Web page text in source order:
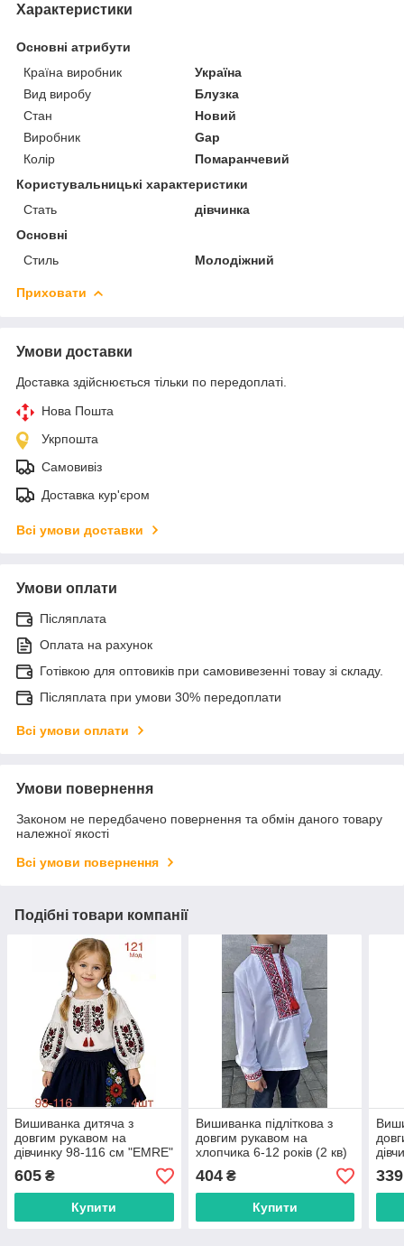
Характеристики
Основні атрибути
Країна виробник
Україна
Вид виробу
Блузка
Стан
Новий
Виробник
Gap
Колір
Помаранчевий
Користувальницькі характеристики
Стать
дівчинка
Основні
Стиль
Молодіжний
Приховати
Умови доставки
Доставка здійснюється тільки по передоплаті.
Нова Пошта
Укрпошта
Самовивіз
Доставка кур'єром
Всі умови доставки
Умови оплати
Післяплата
Оплата на рахунок
Готівкою для оптовиків при самовивезенні товау зі складу.
Післяплата при умови 30% передоплати
Всі умови оплати
Умови повернення
Законом не передбачено повернення та обмін даного товару
належної якості
Всі умови повернення
Подібні товари компанії
Вишиванка дитяча з
довгим рукавом на
дівчинку 98-116 см "EMRE"
недорого від прямого
постачальника
605 ₴
Купити
Вишиванка підліткова з
довгим рукавом на
хлопчика 6-12 років (2 кв)
"TURHAN" недорогого від
прямого постачальника
404₴
Купити
від
339